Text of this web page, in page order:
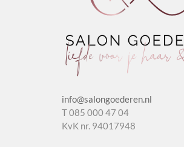
info@salongoederen.nl
T 085 000 47 04
KvK nr. 94017948